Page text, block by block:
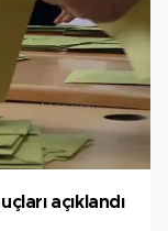
açıklandı